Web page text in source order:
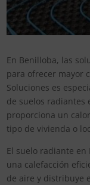
En Benilloba, las
para ofrecer mayor
Soluciones es
de suelos radiantes
proporciona un
tipo de vivienda o
El suelo radiante
una calefacción
de aire y distribuye